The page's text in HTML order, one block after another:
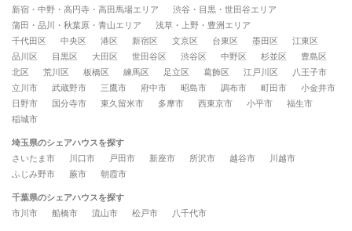
新宿・中野・高円寺・高田馬場エリア
渋谷・目黒・世田谷エリア
蒲田・品川・秋葉原・青山エリア
浅草・上野・豊洲エリア
千代田区
中央区 港区 新宿区 文京区 台東区 墨田区
江東区
品川区
目黒区 大田区 世田谷区 渋谷区 中野区 杉並区
豊島区
北区
荒川区 板橋区 練馬区 足立区 葛飾区 江戸川区
八王子市
立川市
武蔵野市 三鷹市 府中市 昭島市 調布市 町田市
小金井市
日野市
国分寺市 東久留米市 多摩市 西東京市 小平市
福生市
稲城市
埼玉県のシェアハウスを探す
さいたま市
川口市 戸田市 新座市 所沢市 越谷市
川越市
ふじみ野市
蕨市 朝霞市
千葉県のシェアハウスを探す
市川市
船橋市 流山市 松戸市 八千代市